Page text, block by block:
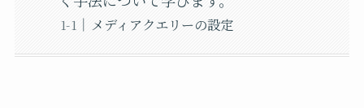
メディアクエリーの設定